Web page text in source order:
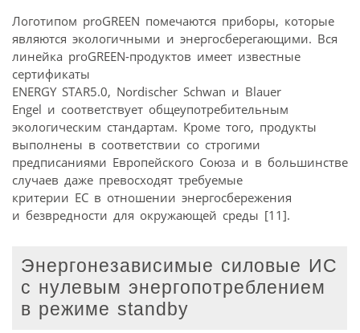
Логотипом proGREEN помечаются приборы, которые
являются экологичными и энергосберегающими. Вся
линейка proGREEN-продуктов имеет известные
сертификаты
ENERGY STAR5.0, Nordischer Schwan и Blauer
Engel и соответствует общеупотребительным
экологическим стандартам. Кроме того, продукты
выполнены в соответствии со строгими
предписаниями Европейского Союза и в большинстве
случаев даже превосходят требуемые
критерии ЕС в отношении энергосбережения
и безвредности для окружающей среды [11].
Энергонезависимые силовые ИС
с нулевым энергопотреблением
в режиме standby